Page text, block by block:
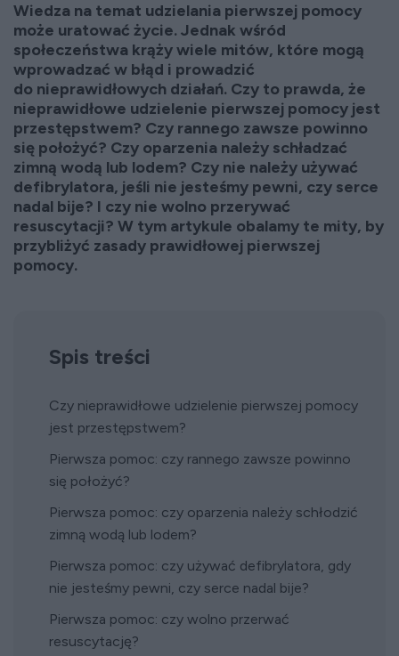
Wiedza na temat udzielania pierwszej pomocy
może uratować życie. Jednak wśród
społeczeństwa krąży wiele mitów, które mogą
wprowadzać w błąd i prowadzić
do nieprawidłowych działań. Czy to prawda, że
nieprawidłowe udzielenie pierwszej pomocy jest
przestępstwem? Czy rannego zawsze powinno
się położyć? Czy oparzenia należy schładzać
zimną wodą lub lodem? Czy nie należy używać
defibrylatora, jeśli nie jesteśmy pewni, czy serce
nadal bije? I czy nie wolno przerywać
resuscytacji? W tym artykule obalamy te mity, by
przybliżyć zasady prawidłowej pierwszej
pomocy.
Spis treści
Czy nieprawidłowe udzielenie pierwszej pomocy
jest przestępstwem?
Pierwsza pomoc: czy rannego zawsze powinno
się położyć?
Pierwsza pomoc: czy oparzenia należy schłodzić
zimną wodą lub lodem?
Pierwsza pomoc: czy używać defibrylatora, gdy
nie jesteśmy pewni, czy serce nadal bije?
Pierwsza pomoc: czy wolno przerwać
resuscytację?